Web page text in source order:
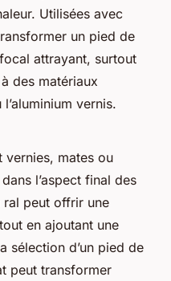
Utilisées avec
un pied de
attrayant, surtout
des matériaux
vernis.
vernies, mates ou
l’aspect final des
peut offrir une
en ajoutant une
sélection d’un pied de
peut transformer